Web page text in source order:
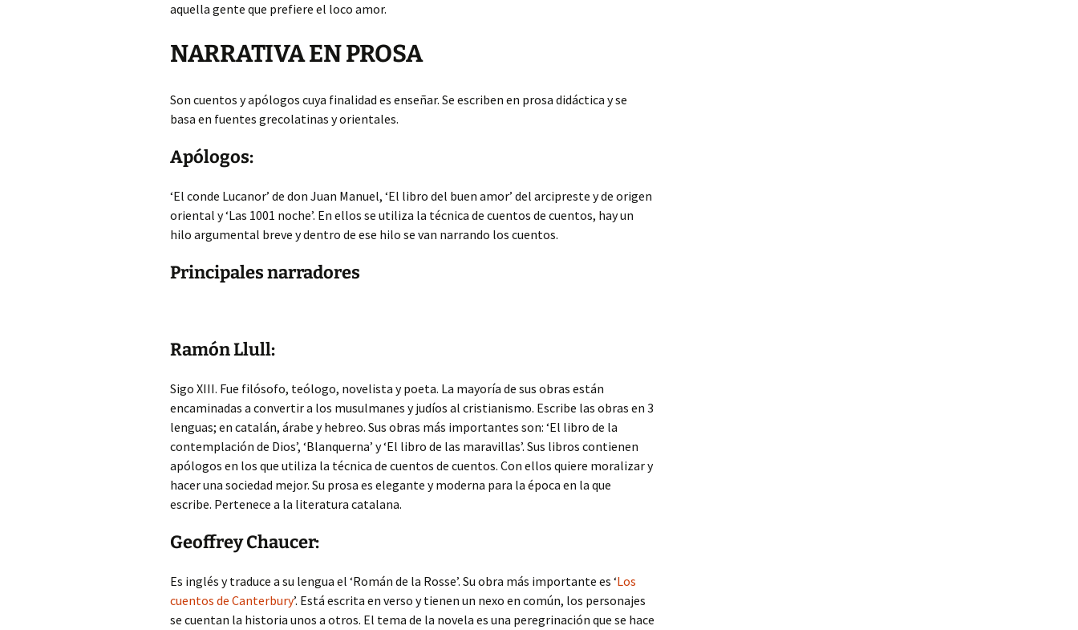
aquella gente que prefiere el loco amor.
NARRATIVA EN PROSA
Son cuentos y apólogos cuya finalidad es enseñar. Se escriben en prosa didáctica y se
basa en fuentes grecolatinas y orientales.
Apólogos:
‘El conde Lucanor’ de don Juan Manuel, ‘El libro del buen amor’ del arcipreste y de origen
oriental y ‘Las 1001 noche’. En ellos se utiliza la técnica de cuentos de cuentos, hay un
hilo argumental breve y dentro de ese hilo se van narrando los cuentos.
Principales narradores
Ramón Llull:
Sigo XIII. Fue filósofo, teólogo, novelista y poeta. La mayoría de sus obras están
encaminadas a convertir a los musulmanes y judíos al cristianismo. Escribe las obras en 3
lenguas; en catalán, árabe y hebreo. Sus obras más importantes son: ‘El libro de la
contemplación de Dios’, ‘Blanquerna’ y ‘El libro de las maravillas’. Sus libros contienen
apólogos en los que utiliza la técnica de cuentos de cuentos. Con ellos quiere moralizar y
hacer una sociedad mejor. Su prosa es elegante y moderna para la época en la que
escribe. Pertenece a la literatura catalana.
Geoffrey Chaucer:
Es inglés y traduce a su lengua el ‘Román de la Rosse’. Su obra más importante es ‘Los
cuentos de Canterbury’. Está escrita en verso y tienen un nexo en común, los personajes
se cuentan la historia unos a otros. El tema de la novela es una peregrinación que se hace